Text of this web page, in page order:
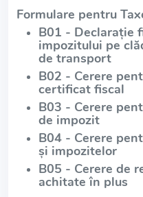
Formulare pentru
B01 - Declarație
impozitului pe
de transport
B02 - Cerere
certificat fiscal
B03 - Cerere
de impozit
B04 - Cerere
și impozitelor
B05 - Cerere de
achitate în plus